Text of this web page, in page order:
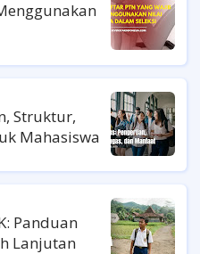
Struktur,
Mahasiswa
Panduan
Lanjutan